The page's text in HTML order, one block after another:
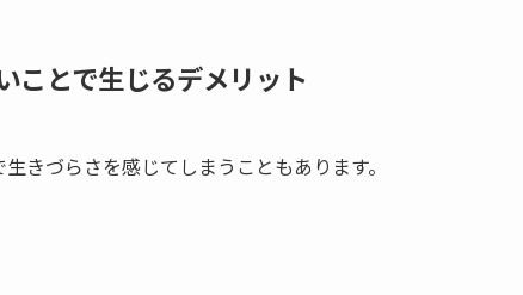
ことで生じるデメリット
きづらさを感じてしまうこともあります。